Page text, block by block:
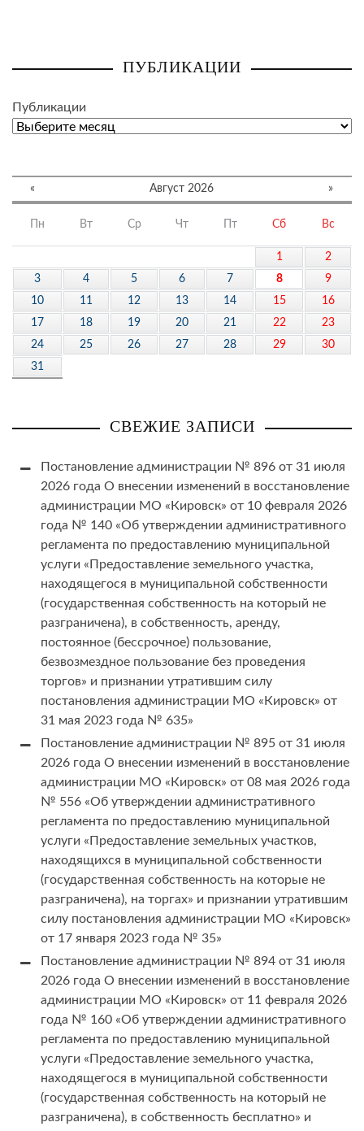
ПУБЛИКАЦИИ
Публикации
« Август 2026 »
Пн Вт Ср Чт Пт Сб Вс
1
2
3
4 5 6 7 8
9
10
11 12 13 14 15
16
17
18 19 20 21 22
23
24
25 26 27 28 29
30
31
СВЕЖИЕ ЗАПИСИ
Постановление администрации № 896 от 31 июля
2026 года О внесении изменений в восстановление
администрации МО «Кировск» от 10 февраля 2026
года № 140 «Об утверждении административного
регламента по предоставлению муниципальной
услуги «Предоставление земельного участка,
находящегося в муниципальной собственности
(государственная собственность на который не
разграничена), в собственность, аренду,
постоянное (бессрочное) пользование,
безвозмездное пользование без проведения
торгов» и признании утратившим силу
постановления администрации МО «Кировск» от
31 мая 2023 года № 635»
Постановление администрации № 895 от 31 июля
2026 года О внесении изменений в восстановление
администрации МО «Кировск» от 08 мая 2026 года
№ 556 «Об утверждении административного
регламента по предоставлению муниципальной
услуги «Предоставление земельных участков,
находящихся в муниципальной собственности
(государственная собственность на которые не
разграничена), на торгах» и признании утратившим
силу постановления администрации МО «Кировск»
от 17 января 2023 года № 35»
Постановление администрации № 894 от 31 июля
2026 года О внесении изменений в восстановление
администрации МО «Кировск» от 11 февраля 2026
года № 160 «Об утверждении административного
регламента по предоставлению муниципальной
услуги «Предоставление земельного участка,
находящегося в муниципальной собственности
(государственная собственность на который не
разграничена), в собственность бесплатно» и